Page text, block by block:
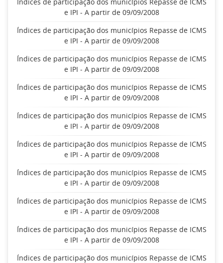
e IPI - A partir de 09/09/2008
Índices de participação dos municípios Repasse de ICMS
e IPI - A partir de 09/09/2008
Índices de participação dos municípios Repasse de ICMS
e IPI - A partir de 09/09/2008
Índices de participação dos municípios Repasse de ICMS
e IPI - A partir de 09/09/2008
Índices de participação dos municípios Repasse de ICMS
e IPI - A partir de 09/09/2008
Índices de participação dos municípios Repasse de ICMS
e IPI - A partir de 09/09/2008
Índices de participação dos municípios Repasse de ICMS
e IPI - A partir de 09/09/2008
Índices de participação dos municípios Repasse de ICMS
e IPI - A partir de 09/09/2008
Índices de participação dos municípios Repasse de ICMS
e IPI - A partir de 09/09/2008
Índices de participação dos municípios Repasse de ICMS